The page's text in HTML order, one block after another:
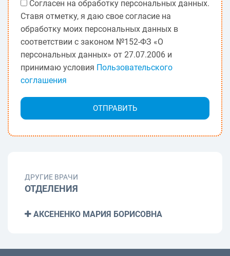
Согласен на обработку персональных данных.
Ставя отметку, я даю свое согласие на
обработку моих персональных данных в
соответствии с законом №152-ФЗ «О
персональных данных» от 27.07.2006 и
принимаю условия Пользовательского
соглашения
ДРУГИЕ ВРАЧИ
ОТДЕЛЕНИЯ
АКСЕНЕНКО МАРИЯ БОРИСОВНА